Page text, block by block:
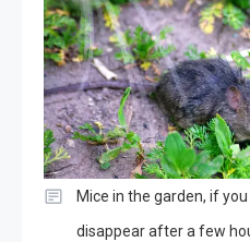
Mice in the garden, if
disappear after a few